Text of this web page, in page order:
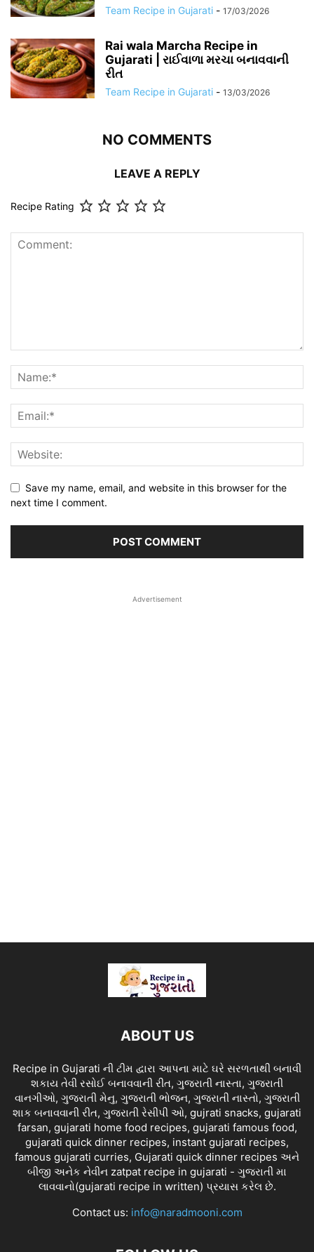
Team Recipe in Gujarati - 17/03/2026
Rai wala Marcha Recipe in
Gujarati | રાઈવાળા મરચા બનાવવાની
રીત
Team Recipe in Gujarati - 13/03/2026
NO COMMENTS
LEAVE A REPLY
Recipe Rating
Save my name, email, and website in this browser for the
next time I comment.
Advertisement
ABOUT US
Recipe in Gujarati ની ટીમ દ્વારા આપના માટે ઘરે સરળતાથી બનાવી
શકાય તેવી રસોઈ બનાવવાની રીત, ગુજરાતી નાસ્તા, ગુજરાતી
વાનગીઓ, ગુજરાતી મેનુ, ગુજરાતી ભોજન, ગુજરાતી નાસ્તો, ગુજરાતી
શાક બનાવવાની રીત, ગુજરાતી રેસીપી ઓ, gujrati snacks, gujarati
farsan, gujarati home food recipes, gujarati famous food,
gujarati quick dinner recipes, instant gujarati recipes,
famous gujarati curries, Gujarati quick dinner recipes અને
બીજી અનેક નેવીન zatpat recipe in gujarati - ગુજરાતી મા
લાવવાનો(gujarati recipe in written) પ્રયાસ કરેલ છે.
Contact us: info@naradmooni.com